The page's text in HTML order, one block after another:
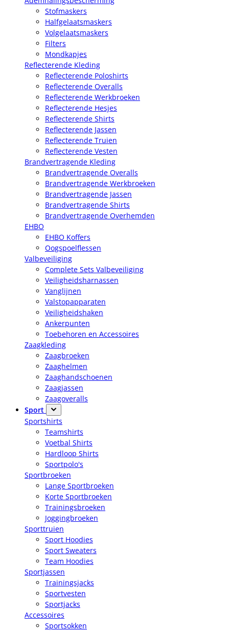
Stofmaskers
Halfgelaatsmaskers
Volgelaatsmaskers
Filters
Mondkapjes
Reflecterende Kleding
Reflecterende Poloshirts
Reflecterende Overalls
Reflecterende Werkbroeken
Reflecterende Hesjes
Reflecterende Shirts
Reflecterende Jassen
Reflecterende Truien
Reflecterende Vesten
Brandvertragende Kleding
Brandvertragende Overalls
Brandvertragende Werkbroeken
Brandvertragende Jassen
Brandvertragende Shirts
Brandvertragende Overhemden
EHBO
EHBO Koffers
Oogspoelflessen
Valbeveiliging
Complete Sets Valbeveiliging
Veiligheidsharnassen
Vanglijnen
Valstopapparaten
Veiligheidshaken
Ankerpunten
Toebehoren en Accessoires
Zaagkleding
Zaagbroeken
Zaaghelmen
Zaaghandschoenen
Zaagjassen
Zaagoveralls
Sport
Sportshirts
Teamshirts
Voetbal Shirts
Hardloop Shirts
Sportpolo's
Sportbroeken
Lange Sportbroeken
Korte Sportbroeken
Trainingsbroeken
Joggingbroeken
Sporttruien
Sport Hoodies
Sport Sweaters
Team Hoodies
Sportjassen
Trainingsjacks
Sportvesten
Sportjacks
Accessoires
Sportsokken